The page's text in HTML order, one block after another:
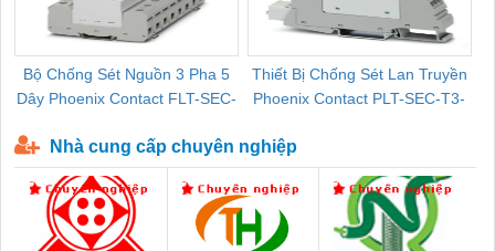
Bộ Chống Sét Nguồn 3 Pha 5
Dây Phoenix Contact FLT-SEC-
Thiết Bị Chống Sét Lan Truyền
Phoenix Contact PLT-SEC-T3-
Nhà cung cấp chuyên nghiệp